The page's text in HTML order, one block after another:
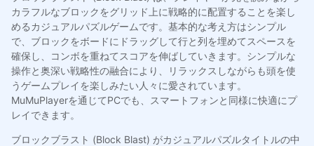
カラフルなブロックをグリッド上に戦略的に配置することを楽し
めるカジュアルパズルゲームです。基本的な考え方はシンプル
で、ブロックをボードにドラッグして行と列を埋めてスペースを
確保し、コンボを重ねてスコアを伸ばしていきます。シンプルな
操作と奥深い戦略性の融合により、リラックスしながらも頭を使
うゲームプレイを楽しみたい人々に愛されています。
MuMuPlayerを通じてPCでも、スマートフォンと同様に快適にプ
レイできます。
ブロックブラスト (Block Blast) がカジュアルパズルタイトルの中